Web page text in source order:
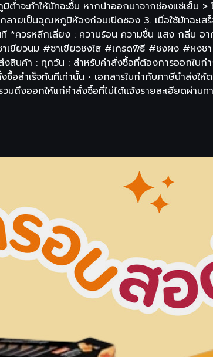
ำจะทำให้มัทฉะชื้น หากนำออกมาจากช่องแช่เย็น
ลายเป็นอุณหภูมิห้องก่อนเปิดซอง 3. เมื่อใช้มัทฉะ
นที *ควรหลีกเลี่ยง : ความร้อน ความชื้น แสง
ขียวนม #ชาเขียวชงใส #เกรดพิธี #ชงผง #ผงชา
งสินค้า : ทุกวัน : สำหรับคำสั่งซื้อที่ต้องการออกใบ
ซื้อสำเร็จทันทีเท่านั้น • เอกสารใบกำกับภาษีนำส่
ถึงออกให้แก่คำสั่งซื้อที่ไม่ได้แจ้งรายละเอียดผ่าน